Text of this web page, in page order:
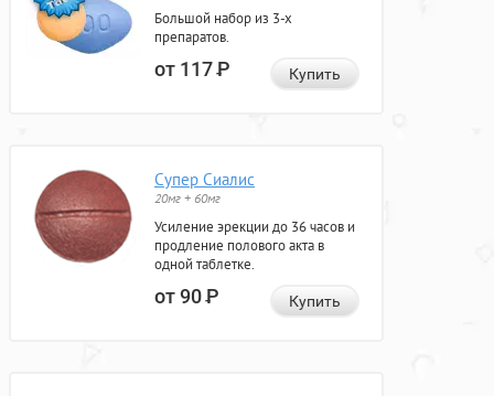
Большой набор из 3-х
препаратов.
от 117Р Купить
Супер Сиалис
20мг + 60мг
Усиление эрекции до 36 часов и
продление полового акта в
одной таблетке.
от 90Р Купить